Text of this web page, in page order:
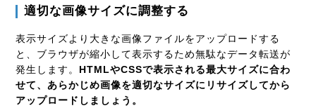
適切な画像サイズに調整する
表示サイズより大きな画像ファイルをアップロードする
と、ブラウザが縮小して表示するため無駄なデータ転送が
発生します。 HTMLやCSSで表示される最大サイズに合わ
せて、あらかじめ画像を適切なサイズにリサイズしてから
アップロードしましょう。